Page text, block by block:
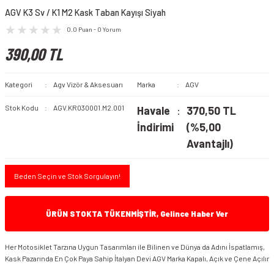
AGV K3 Sv / K1 M2 Kask Taban Kayışı Siyah
0.0 Puan - 0 Yorum
390,00 TL
Kategori Agv Vizör & Aksesuarı Marka AGV
Stok Kodu AGV.KR030001.M2.001
Havale
İndirimi
370,50 TL
(%5,00
Avantajlı)
Beden Seçin ve Stok Sorgulayın!
ÜRÜN STOKTA TÜKENMİŞTİR, Gelince Haber Ver
Her Motosiklet Tarzına Uygun Tasarımları ile Bilinen ve Dünya da Adını İspatlamış,
Kask Pazarında En Çok Paya Sahip İtalyan Devi AGV Marka Kapalı, Açık ve Çene Açılır